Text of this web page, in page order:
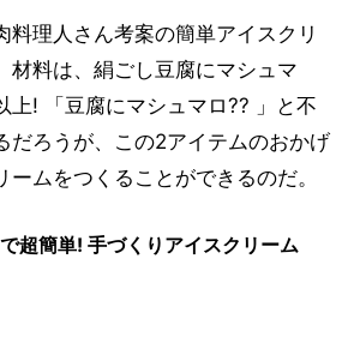
料理人さん考案の簡単アイスクリ
材料は、絹ごし豆腐にマシュマ
上! 「豆腐にマシュマロ?? 」と不
だろうが、この2アイテムのおかげ
ームをつくることができるのだ。
超簡単! 手づくりアイスクリーム